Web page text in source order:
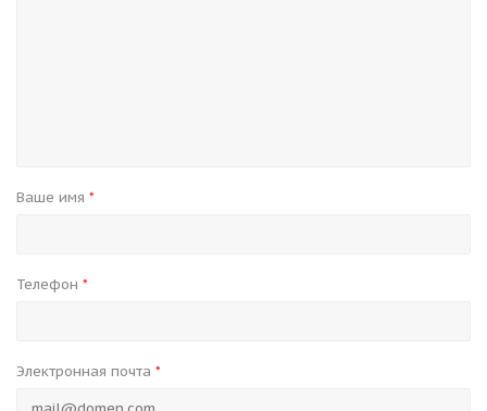
Ваше имя *
Телефон *
Электронная почта *